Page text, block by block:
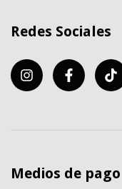
Redes Sociales
Medios de pago